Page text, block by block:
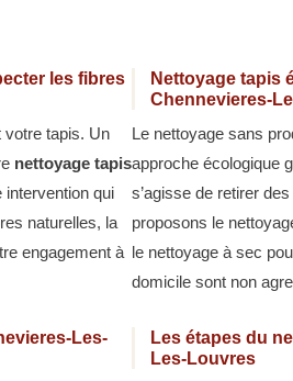
les fibres
votre tapis. Un
nettoyage tapis
intervention qui
naturelles, la
engagement à
Nettoyage tapis
Chennevieres-
Le nettoyage sans
approche écologique
s’agisse de retirer
proposons le
le nettoyage à sec
domicile sont non
Les-
Les étapes du
Les-Louvres